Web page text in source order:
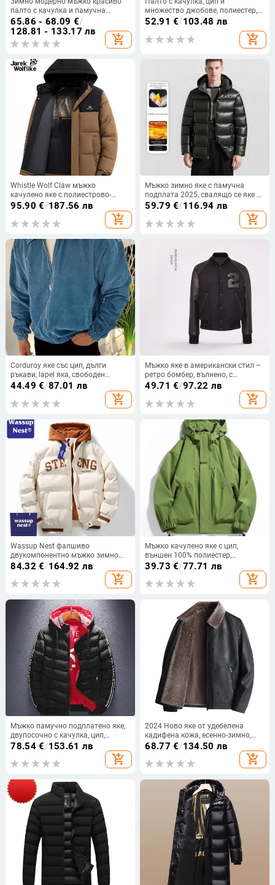
палто с качулка и памучна
подплата, голям размер, плюс
удебелено, устойчиво на студ,
топло яке с памучна подплата,
мъжко палто
65.86 - 68.09 €/
128.81 - 133.17 лв
add_shopping_cart
множество джобове, полиестер,
за четири сезона
52.91 €/103.48 лв
add_shopping_cart
Whistle Wolf Claw мъжко
качулено яке с полиестрово-
памучен пълнеж, плътна
изолация, цип, минималистичен
стил
95.90 €/187.56 лв
add_shopping_cart
Мъжко зимно яке с памучна
подплата 2025, свалящо се яке с
качулка, топло памучно
презгранично 3D студоустойчиво
59.79 €/116.94 лв
add_shopping_cart
Corduroy яке със цип, дълги
ръкави, lapel яка, свободен
силует, странични джобове
44.49 €/87.01 лв
add_shopping_cart
Мъжко яке в американски стил –
ретро бомбер, вълнено, с
бродерия и PU детайли
49.71 €/97.22 лв
add_shopping_cart
Wassup Nest фалшиво
двукомпонентно мъжко зимно
палто с качулка, модна марка,
подплата, ежедневно,
84.32 €/164.92 лв
add_shopping_cart
Мъжко качулено яке с цип,
външен 100% полиестер,
подплата 100% полиестер,
39.73 €/77.71 лв
add_shopping_cart
Мъжко памучно подплатено яке,
двупосочно с качулка, цип,
полиестеров пълнеж и подплата
78.54€/153.61 лв
add_shopping_cart
2024 Ново яке от удебелена
кадифена кожа, есенно-зимно,
мъжко кожено облекло, PU кожа,
лек бизнес, ежедневен, квадратна
яка, мода 100
68.77 €/134.50 лв
add_shopping_cart